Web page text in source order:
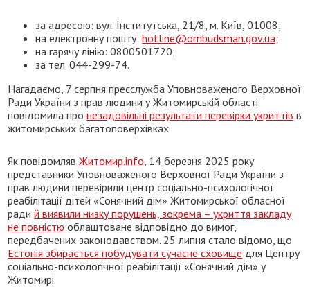
за адресою: вул. Інститутська, 21/8, м. Київ, 01008;
на електронну пошту:hotline@ombudsman.gov.ua;
на гарячу лінію: 0800501720;
за тел. 044-299-74.
Нагадаємо, 7 серпня пресслужба Уповноваженого Верховної
Ради України з прав людини у Житомирській області
повідомила пронезадовільні результати перевірки укриттів в
житомирських багатоповерхівках
Як повідомлявЖитомир.info , 14 березня 2025 року
представники Уповноваженого Верховної Ради України з
прав людини перевірили центр соціально-психологічної
реабілітації дітей «Сонячний дім» Житомирської обласної
радий виявили низку порушень, зокрема – укриття закладу
не повністю облаштоване відповідно до вимог,
передбачених законодавством. 25 липня стало відомо, що
Естонія збирається побудувати сучасне сховище для Центру
соціально-психологічної реабілітації «Сонячний дім» у
Житомирі.